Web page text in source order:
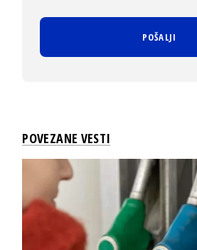
POVEZANE VESTI